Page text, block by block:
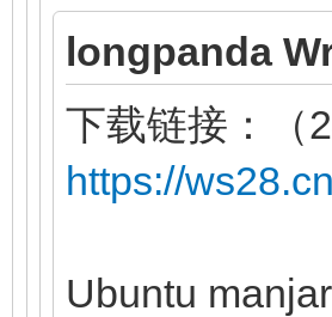
longpanda
下载链接：（
https://
Ubuntu